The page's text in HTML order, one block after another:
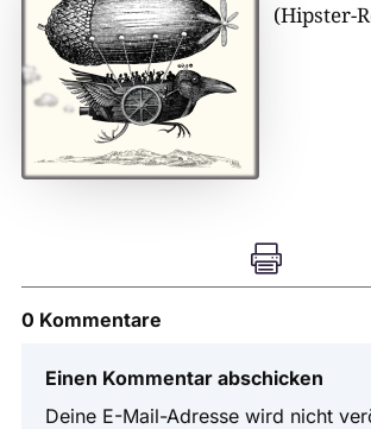
(Hipster-

0 Kommentare
Einen Kommentar abschicken
Deine E-Mail-Adresse wird nicht